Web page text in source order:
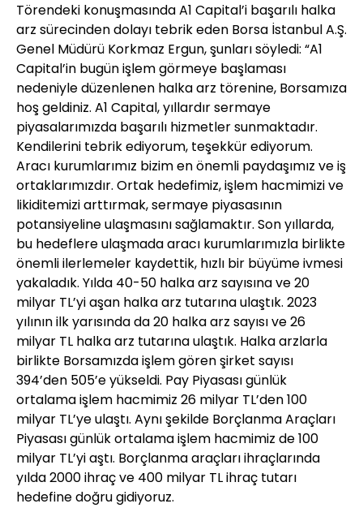
Törendeki konuşmasında A1 Capital’i başarılı halka
arz sürecinden dolayı tebrik eden Borsa İstanbul A.Ş.
Genel Müdürü Korkmaz Ergun, şunları söyledi: “A1
Capital’in bugün işlem görmeye başlaması
nedeniyle düzenlenen halka arz törenine, Borsamıza
hoş geldiniz. A1 Capital, yıllardır sermaye
piyasalarımızda başarılı hizmetler sunmaktadır.
Kendilerini tebrik ediyorum, teşekkür ediyorum.
Aracı kurumlarımız bizim en önemli paydaşımız ve iş
ortaklarımızdır. Ortak hedefimiz, işlem hacmimizi ve
likiditemizi arttırmak, sermaye piyasasının
potansiyeline ulaşmasını sağlamaktır. Son yıllarda,
bu hedeflere ulaşmada aracı kurumlarımızla birlikte
önemli ilerlemeler kaydettik, hızlı bir büyüme ivmesi
yakaladık. Yılda 40-50 halka arz sayısına ve 20
milyar TL’yi aşan halka arz tutarına ulaştık. 2023
yılının ilk yarısında da 20 halka arz sayısı ve 26
milyar TL halka arz tutarına ulaştık. Halka arzlarla
birlikte Borsamızda işlem gören şirket sayısı
394’den 505’e yükseldi. Pay Piyasası günlük
ortalama işlem hacmimiz 26 milyar TL’den 100
milyar TL’ye ulaştı. Aynı şekilde Borçlanma Araçları
Piyasası günlük ortalama işlem hacmimiz de 100
milyar TL’yi aştı. Borçlanma araçları ihraçlarında
yılda 2000 ihraç ve 400 milyar TL ihraç tutarı
hedefine doğru gidiyoruz.